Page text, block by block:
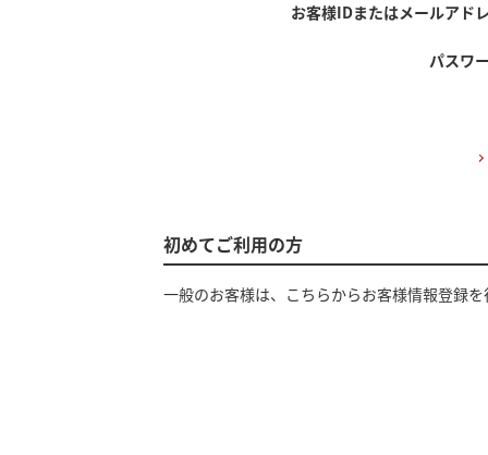
お客様IDまたはメールアド
パスワ
初めてご利用の方
一般のお客様は、こちらからお客様情報登録